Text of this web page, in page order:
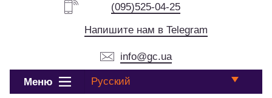
(095)525-04-25
Напишите нам в Telegram
info@gc.ua
Меню Русский